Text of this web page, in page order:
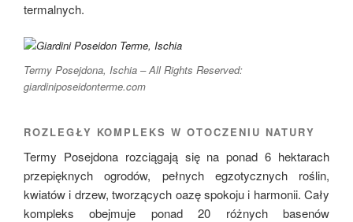
termalnych.
Termy Posejdona, Ischia – All Rights Reserved:
giardiniposeidonterme.com
ROZLEGŁY KOMPLEKS W OTOCZENIU NATURY
Termy Posejdona rozciągają się na ponad 6 hektarach
przepięknych ogrodów, pełnych egzotycznych roślin,
kwiatów i drzew, tworzących oazę spokoju i harmonii. Cały
kompleks obejmuje ponad 20 różnych basenów